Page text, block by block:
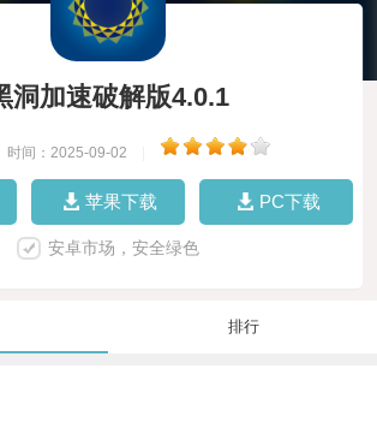
洞加速破解版4.0.1
时间：2025-09-02
苹果下载 PC下载
安卓市场，安全绿色
排行